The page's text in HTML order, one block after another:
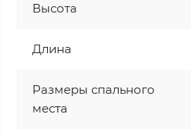
Высота
Длина
Размеры спального
места